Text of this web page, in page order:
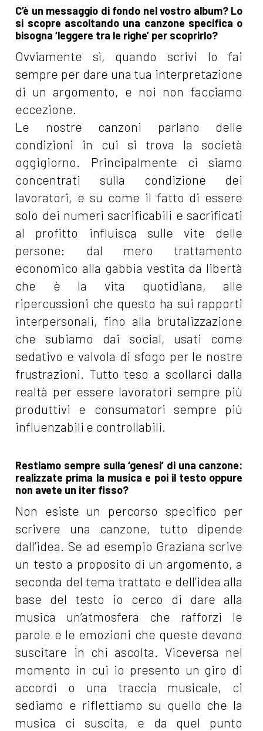
C’è un messaggio di fondo nel vostro album? Lo
si scopre ascoltando una canzone specifica o
bisogna ‘leggere tra le righe’ per scoprirlo?
Ovviamente sì, quando scrivi lo fai
sempre per dare una tua interpretazione
di un argomento, e noi non facciamo
eccezione.
Le nostre canzoni parlano delle
condizioni in cui si trova la società
oggigiorno. Principalmente ci siamo
concentrati sulla condizione dei
lavoratori, e su come il fatto di essere
solo dei numeri sacrificabili e sacrificati
al profitto influisca sulle vite delle
persone: dal mero trattamento
economico alla gabbia vestita da libertà
che è la vita quotidiana, alle
ripercussioni che questo ha sui rapporti
interpersonali, fino alla brutalizzazione
che subiamo dai social, usati come
sedativo e valvola di sfogo per le nostre
frustrazioni. Tutto teso a scollarci dalla
realtà per essere lavoratori sempre più
produttivi e consumatori sempre più
influenzabili e controllabili.
Restiamo sempre sulla ‘genesi’ di una canzone:
realizzate prima la musica e poi il testo oppure
non avete un iter fisso?
Non esiste un percorso specifico per
scrivere una canzone, tutto dipende
dall’idea. Se ad esempio Graziana scrive
un testo a proposito di un argomento, a
seconda del tema trattato e dell’idea alla
base del testo io cerco di dare alla
musica un’atmosfera che rafforzi le
parole e le emozioni che queste devono
suscitare in chi ascolta. Viceversa nel
momento in cui io presento un giro di
accordi o una traccia musicale, ci
sediamo e riflettiamo su quello che la
musica ci suscita, e da quel punto